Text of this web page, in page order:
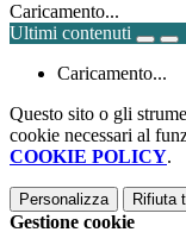
Caricamento...
Ultimi contenuti
Caricamento...
Questo sito o gli
cookie necessari al
COOKIE POLICY.
Personalizza Rifiuta
Gestione cookie